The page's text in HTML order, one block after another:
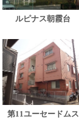
ルピナス朝霞台
第11ユーセードムス